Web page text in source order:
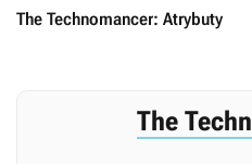
The Technomancer: Atrybuty
The